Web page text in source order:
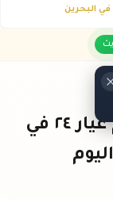
سعر سبيكة الذهب ١٠٠ جرام عيار ٢٤ في